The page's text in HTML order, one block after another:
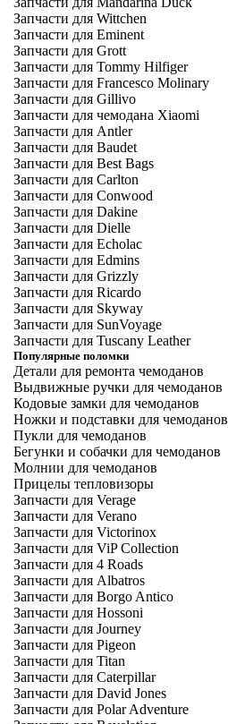
Запчасти для Wittchen
Запчасти для Eminent
Запчасти для Grott
Запчасти для Tommy Hilfiger
Запчасти для Francesco Molinary
Запчасти для Gillivo
Запчасти для чемодана Xiaomi
Запчасти для Antler
Запчасти для Baudet
Запчасти для Best Bags
Запчасти для Carlton
Запчасти для Conwood
Запчасти для Dakine
Запчасти для Dielle
Запчасти для Echolac
Запчасти для Edmins
Запчасти для Grizzly
Запчасти для Ricardo
Запчасти для Skyway
Запчасти для SunVoyage
Запчасти для Tuscany Leather
Популярные поломки
Детали для ремонта чемоданов
Выдвижные ручки для чемоданов
Кодовые замки для чемоданов
Ножки и подставки для чемоданов
Пукли для чемоданов
Бегунки и собачки для чемоданов
Молнии для чемоданов
Прицелы тепловизоры
Запчасти для Verage
Запчасти для Verano
Запчасти для Victorinox
Запчасти для ViP Collection
Запчасти для 4 Roads
Запчасти для Albatros
Запчасти для Borgo Antico
Запчасти для Hossoni
Запчасти для Journey
Запчасти для Pigeon
Запчасти для Titan
Запчасти для Caterpillar
Запчасти для David Jones
Запчасти для Polar Adventure